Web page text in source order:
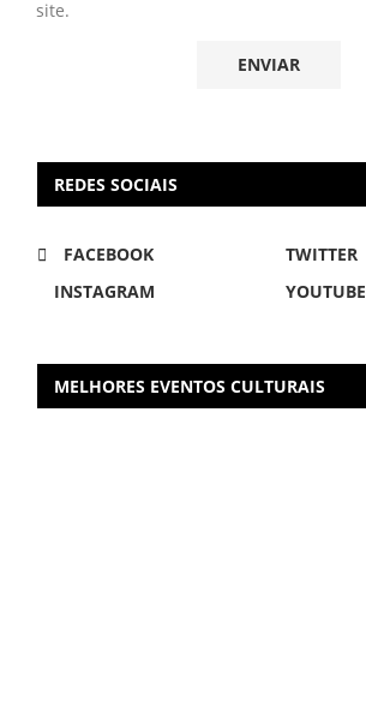
site.
REDES SOCIAIS
FACEBOOK
TWITTER
INSTAGRAM
YOUTUBE
MELHORES EVENTOS CULTURAIS